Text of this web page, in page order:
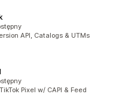
API, Catalogs & UTMs
Pixel w/ CAPI & Feed